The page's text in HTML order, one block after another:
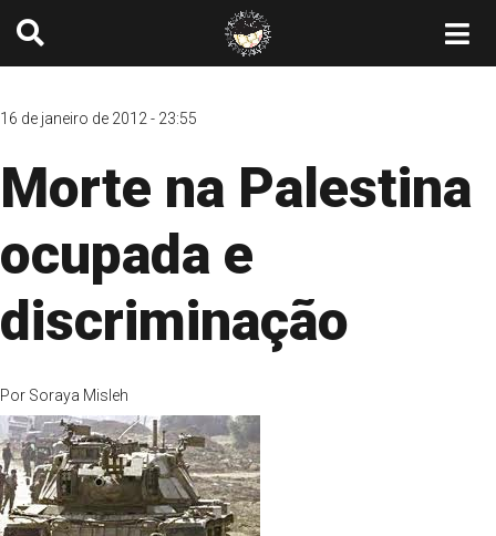
16 de janeiro de 2012 - 23:55
Morte na Palestina
ocupada e
discriminação
Por Soraya Misleh